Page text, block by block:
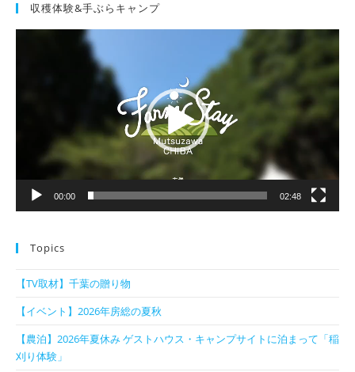
収穫体験&手ぶらキャンプ
00:00 02:48
Topics
【TV取材】千葉の贈り物
【イベント】2026年房総の夏秋
【農泊】2026年夏休み ゲストハウス・キャンプサイトに泊まって「稲
刈り体験」